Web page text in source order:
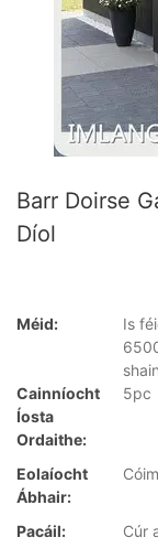
Barr Doirse
Díol
Méid:
Is
Cainníocht
Íosta
Ordaithe:
5pc
Eolaíocht
Ábhair:
Pacáil:
Cúr